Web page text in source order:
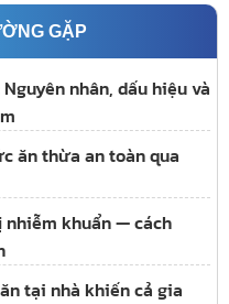
GẶP
nhân, dấu hiệu và
ăn thừa an toàn qua
nhiễm khuẩn — cách
tại nhà khiến cả gia